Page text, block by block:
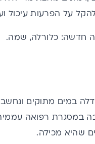
על הפרעות עיכול
חדשה: כלורלה, שמה.
במים מתוקים ונחשבת
במסגרת רפואה
שהיא מכילה.